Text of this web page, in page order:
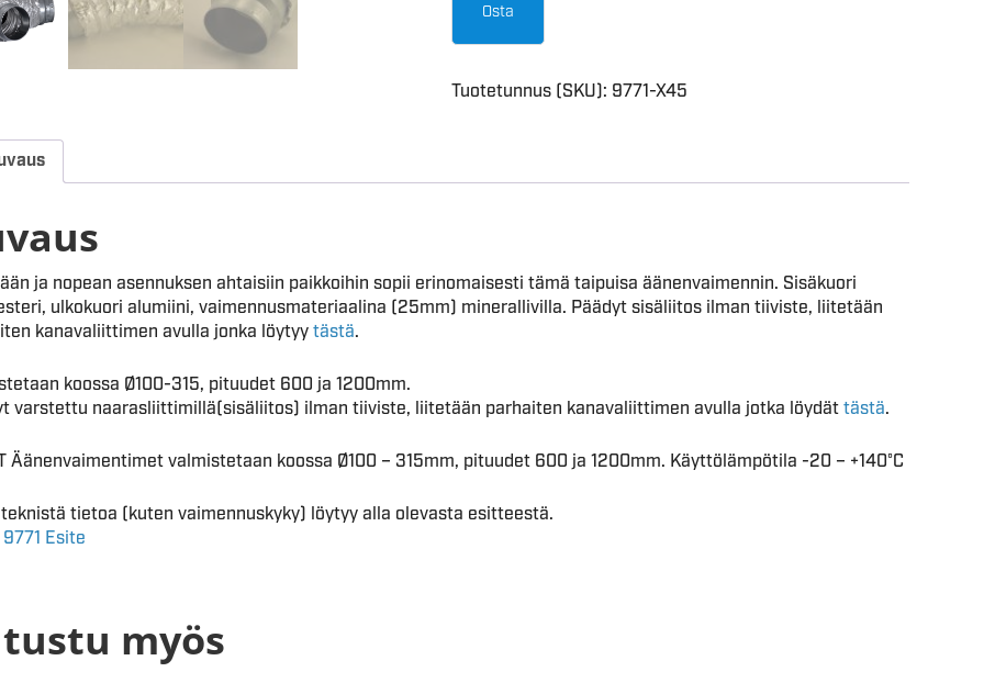
Osta
Tuotetunnus (SKU): 9771-X45
ja nopean asennuksen ahtaisiin paikkoihin sopii erinomaisesti tämä taipuisa äänenvaimennin. Sisäkuori
ulkokuori alumiini, vaimennusmateriaalina (25mm) minerallivilla. Päädyt sisäliitos ilman tiiviste, liitetään
kanavaliittimen avulla jonka löytyytästä.
koossa Ø100-315, pituudet 600 ja 1200mm.
varstettu naarasliittimillä(sisäliitos) ilman tiiviste, liitetään parhaiten kanavaliittimen avulla jotka löydättästä.
Äänenvaimentimet valmistetaan koossa Ø100 – 315mm, pituudet 600 ja 1200mm. Käyttölämpötila -20 – +140°C
tietoa (kuten vaimennuskyky) löytyy alla olevasta esitteestä.
9771 Esite
myös